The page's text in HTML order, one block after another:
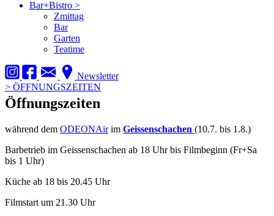
Bar+Bistro >
Zmittag
Bar
Garten
Teatime
Newsletter
> ÖFFNUNGSZEITEN
Öffnungszeiten
während dem ODEONAirim Geissenschachen (10.7. bis 1.8.)
Barbetrieb im Geissenschachen ab 18 Uhr bis Filmbeginn (Fr+Sa
bis 1 Uhr)
Küche ab 18 bis 20.45 Uhr
Filmstart um 21.30 Uhr